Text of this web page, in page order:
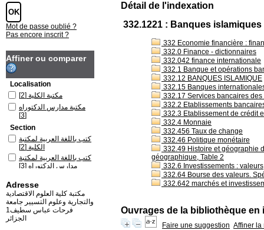
Détail de l'indexation
332.1221 : Banques
332 Economie financière :
332.0 Finance - dictionnaires
332.042 finance internationale
332.1 Banque et opérations
332.12 BANQUES ISLAMIQUE
332.15 Banques
332.17 Services bancaires
332.2 Etablissements
332.3 Etablissement de crédit
332.4 Monnaie
332.456 Taux de change
332.46 Politique monétaire
332.49 Histoire et géographie
géographique, Table 2
332.6 Investissements :
332.64 Bourse des valeurs.
332.642 marchés et
Ouvrages de la bibliothèque en
Faire une suggestion Affiner la
Mot de passe oublié ?
Pas encore inscrit ?
Affiner ou comparer
Localisation
مكتبة الكلية [2]
مكتبة مدارس الدكتوراه
[3]
Section
كتب باللغة العربية لمكتبة
الكلية [2]
كتب باللغة العربية لمكتبة
مدارس الدكتوراه [3]
Adresse
مكتبة كلية العلوم الاقتصادية
والتجارية وعلوم التسيير جامعة
فرحات عباس سطيف1
الجزائر